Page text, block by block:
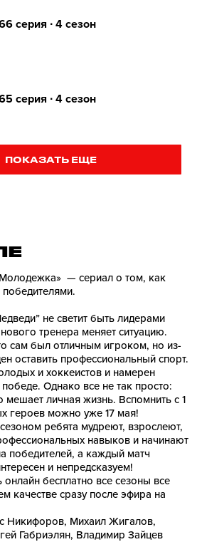
серия ∙ 4 сезон
серия ∙ 4 сезон
ПОКАЗАТЬ ЕЩЕ
— сериал о том, как
победителями.
не светит быть лидерами
тренера меняет ситуацию.
сам был отличным игроком, но из-
оставить профессиональный спорт.
и хоккеистов и намерен
Однако все не так просто:
мешает личная жизнь. Вспомнить с 1
героев можно уже 17 мая!
ребята мудреют, взрослеют,
навыков и начинают
победителей, а каждый матч
и непредсказуем!
бесплатно все сезоны все
качестве сразу после эфира на
Никифоров, Михаил Жигалов,
Габриэлян, Владимир Зайцев